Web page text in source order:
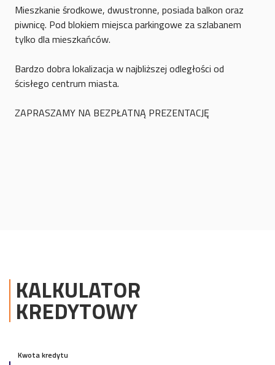
Mieszkanie środkowe, dwustronne, posiada balkon oraz
piwnicę. Pod blokiem miejsca parkingowe za szlabanem
tylko dla mieszkańców.
Bardzo dobra lokalizacja w najbliższej odległości od
ścisłego centrum miasta.
ZAPRASZAMY NA BEZPŁATNĄ PREZENTACJĘ
KALKULATOR
KREDYTOWY
Kwota kredytu